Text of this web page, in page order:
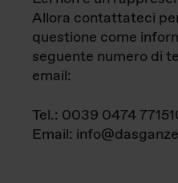
Allora contattateci
questione come
seguente numero di
email:
Tel.: 0039 0474
Email: